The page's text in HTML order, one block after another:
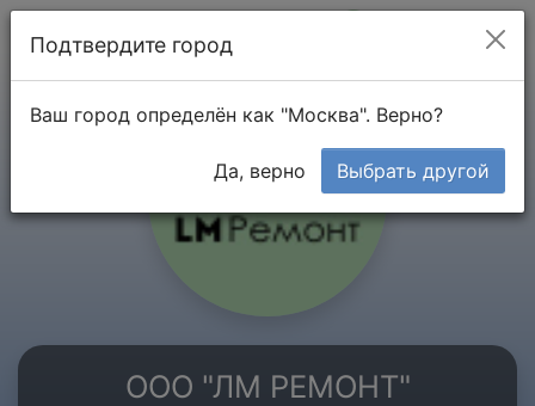
ООО "ЛМ РЕМОНТ"
Подтвердите город
Ваш город определён как "Москва". Верно?
Да, верно Выбрать другой